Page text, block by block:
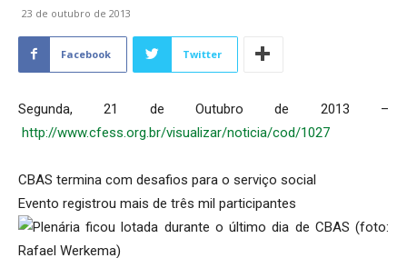
23 de outubro de 2013
Facebook Twitter
Segunda, 21 de Outubro de 2013 –
http://www.cfess.org.br/visualizar/noticia/cod/1027
CBAS termina com desafios para o serviço social
Evento registrou mais de três mil participantes